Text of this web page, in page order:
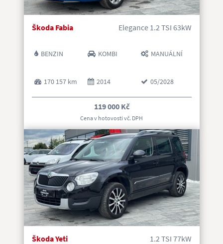
Škoda Fabia Elegance 1.2 TSI 63kW
BENZIN KOMBI MANUÁLNÍ
170 157 km 2014 05/2028
119 000 Kč
Cena v hotovosti vč. DPH
Škoda Yeti 1.2 TSI 77kW